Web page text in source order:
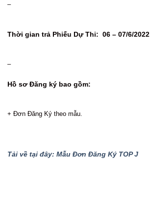
–
Thời gian trả Phiếu Dự Thi: 06 – 07/6/2022
–
Hồ sơ Đăng ký bao gồm:
+ Đơn Đăng Ký theo mẫu.
Tải về tại đây: Mẫu Đơn Đăng Ký TOP J